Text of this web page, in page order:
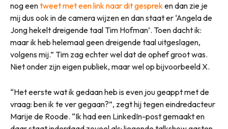
nog eentweet met een link naar dit gespreken dan zie je
mij dus ook in de camera wijzen en dan staat er ‘Angela de
Jong hekelt dreigende taal Tim Hofman’. Toen dacht ik:
maar ik heb helemaal geen dreigende taal uitgeslagen,
volgens mij.” Tim zag echter wel dat de ophef groot was.
Niet onder zijn eigen publiek, maar wel op bijvoorbeeld X.
“Het eerste wat ik gedaan heb is even jou geappt met de
vraag: ben ik te ver gegaan?”, zegt hij tegen eindredacteur
Marije de Roode. “Ik had een LinkedIn-post gemaakt en